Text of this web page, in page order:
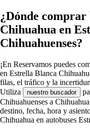
¿Dónde comprar
Chihuahua en
Chihuahuenses?
¡En Reservamos puedes
en Estrella Blanca
filas, el tráfico y la
Utiliza
nuestro buscador
Chihuahuenses a
destino, fecha, hora y
Chihuahua en autobuses